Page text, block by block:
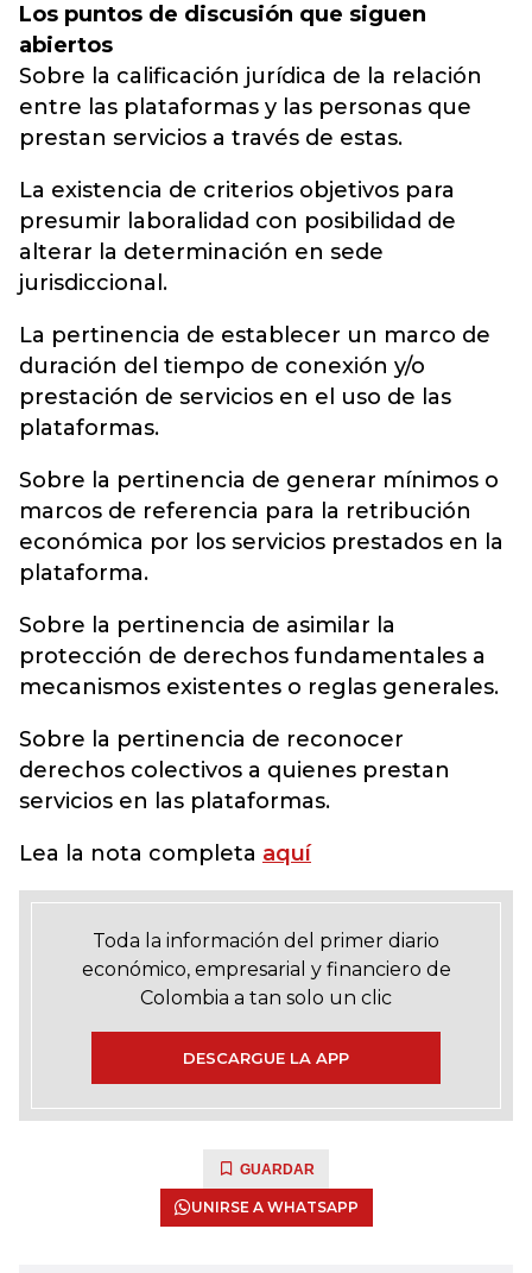
Los puntos de discusión que siguen
abiertos
Sobre la calificación jurídica de la relación
entre las plataformas y las personas que
prestan servicios a través de estas.
La existencia de criterios objetivos para
presumir laboralidad con posibilidad de
alterar la determinación en sede
jurisdiccional.
La pertinencia de establecer un marco de
duración del tiempo de conexión y/o
prestación de servicios en el uso de las
plataformas.
Sobre la pertinencia de generar mínimos o
marcos de referencia para la retribución
económica por los servicios prestados en la
plataforma.
Sobre la pertinencia de asimilar la
protección de derechos fundamentales a
mecanismos existentes o reglas generales.
Sobre la pertinencia de reconocer
derechos colectivos a quienes prestan
servicios en las plataformas.
Lea la nota completa aquí
Toda la información del primer diario
económico, empresarial y financiero de
Colombia a tan solo un clic
DESCARGUE LA APP
GUARDAR
UNIRSE A WHATSAPP